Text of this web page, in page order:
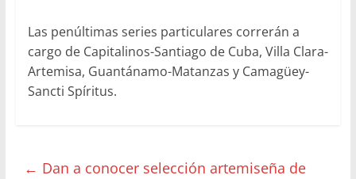
Las penúltimas series particulares correrán a
cargo de Capitalinos-Santiago de Cuba, Villa Clara-
Artemisa, Guantánamo-Matanzas y Camagüey-
Sancti Spíritus.
← Dan a conocer selección artemiseña de